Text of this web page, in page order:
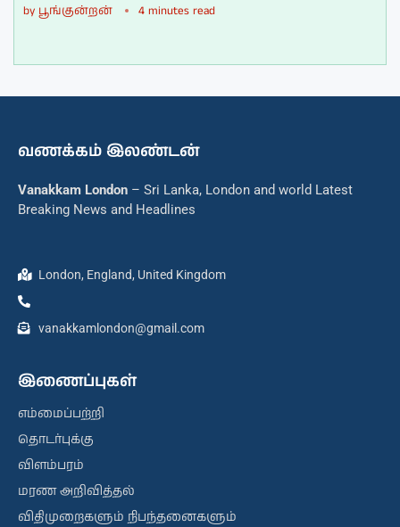
by பூங்குன்றன் 4 minutes read
வணக்கம் இலண்டன்
Vanakkam London – Sri Lanka, London and world Latest
Breaking News and Headlines
London, England, United Kingdom
vanakkamlondon@gmail.com
இணைப்புகள்
எம்மைப்பற்றி
தொடர்புக்கு
விளம்பரம்
மரண அறிவித்தல்
விதிமுறைகளும் நிபந்தனைகளும்